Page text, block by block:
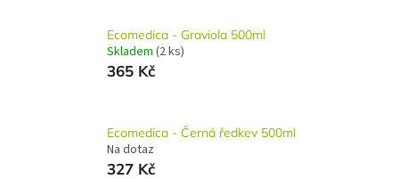
Ecomedica - Graviola 500ml
Skladem (2 ks)
365 Kč
Ecomedica - Černá ředkev 500ml
Na dotaz
327 Kč